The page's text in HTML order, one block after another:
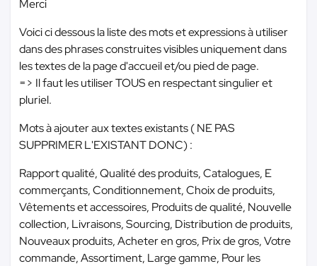
Merci
Voici ci dessous la liste des mots et expressions à utiliser
dans des phrases construites visibles uniquement dans
les textes de la page d'accueil et/ou pied de page.
=> Il faut les utiliser TOUS en respectant singulier et
pluriel.
Mots à ajouter aux textes existants ( NE PAS
SUPPRIMER L'EXISTANT DONC) :
Rapport qualité, Qualité des produits, Catalogues, E
commerçants, Conditionnement, Choix de produits,
Vêtements et accessoires, Produits de qualité, Nouvelle
collection, Livraisons, Sourcing, Distribution de produits,
Nouveaux produits, Acheter en gros, Prix de gros, Votre
commande, Assortiment, Large gamme, Pour les